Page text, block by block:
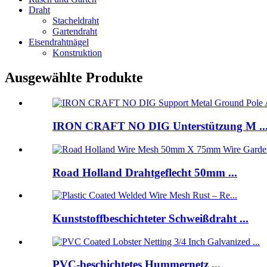
Draht
Stacheldraht
Gartendraht
Eisendrahtnägel
Konstruktion
Ausgewählte Produkte
IRON CRAFT NO DIG Unterstützung M
Road Holland Drahtgeflecht 50mm ...
Kunststoffbeschichteter Schweißdraht ...